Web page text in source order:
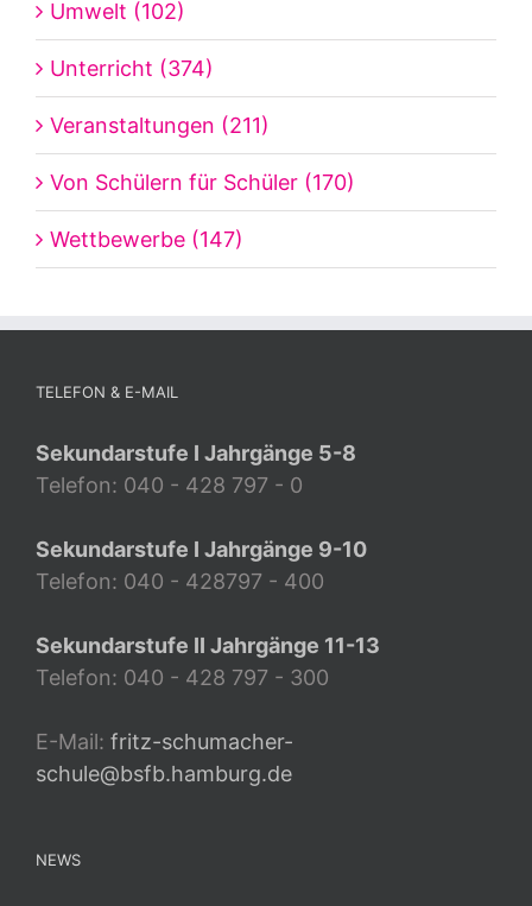
Umwelt (102)
Unterricht (374)
Veranstaltungen (211)
Von Schülern für Schüler (170)
Wettbewerbe (147)
TELEFON & E-MAIL
Sekundarstufe I Jahrgänge 5-8
Telefon: 040 - 428 797 - 0
Sekundarstufe I Jahrgänge 9-10
Telefon: 040 - 428797 - 400
Sekundarstufe II Jahrgänge 11-13
Telefon: 040 - 428 797 - 300
E-Mail: fritz-schumacher-
schule@bsfb.hamburg.de
NEWS